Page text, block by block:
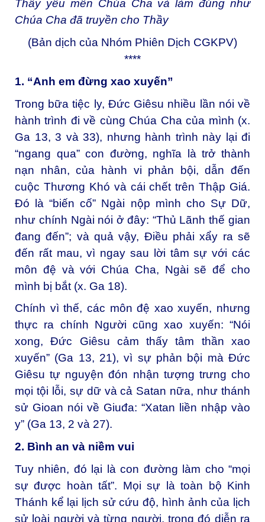
Thầy yêu mến Chúa Cha và làm đúng như
Chúa Cha đã truyền cho Thầy
(Bản dịch của Nhóm Phiên Dịch CGKPV)
****
1. “Anh em đừng xao xuyến”
Trong bữa tiệc ly, Đức Giêsu nhiều lần nói về
hành trình đi về cùng Chúa Cha của mình (x.
Ga 13, 3 và 33), nhưng hành trình này lại đi
“ngang qua” con đường, nghĩa là trở thành
nạn nhân, của hành vi phản bội, dẫn đến
cuộc Thương Khó và cái chết trên Thập Giá.
Đó là “biến cố” Ngài nộp mình cho Sự Dữ,
như chính Ngài nói ở đây: “Thủ Lãnh thế gian
đang đến”; và quả vậy, Điều phải xẩy ra sẽ
đến rất mau, vì ngay sau lời tâm sự với các
môn đệ và với Chúa Cha, Ngài sẽ để cho
mình bị bắt (x. Ga 18).
Chính vì thế, các môn đệ xao xuyến, nhưng
thực ra chính Người cũng xao xuyến: “Nói
xong, Đức Giêsu cảm thấy tâm thần xao
xuyến” (Ga 13, 21), vì sự phản bội mà Đức
Giêsu tự nguyện đón nhận tượng trưng cho
mọi tội lỗi, sự dữ và cả Satan nữa, như thánh
sử Gioan nói về Giuđa: “Xatan liền nhập vào
y” (Ga 13, 2 và 27).
2. Bình an và niềm vui
Tuy nhiên, đó lại là con đường làm cho “mọi
sự được hoàn tất”. Mọi sự là toàn bộ Kinh
Thánh kể lại lịch sử cứu độ, hình ảnh của lịch
sử loài người và từng người, trong đó diễn ra